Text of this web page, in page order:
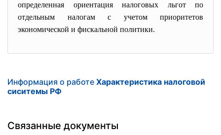
определенная ориентация налоговых льгот по
отдельным налогам с учетом приоритетов
экономической и фискальной политики.
Информация о работе Характеристика налоговой
сиситемы РФ
Связанные документы